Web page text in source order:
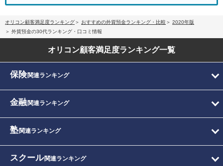
オリコン顧客満足度ランキング おすすめの外貨預金ランキング・比較
2020年版
外貨預金の30代ランキング・口コミ情報
オリコン顧客満足度ランキング一覧
保険関連ランキング
金融関連ランキング
塾関連ランキング
スクール関連ランキング